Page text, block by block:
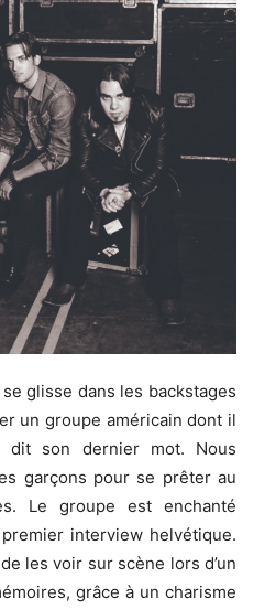
glisse dans les backstages
un groupe américain dont il
dit son dernier mot. Nous
garçons pour se prêter au
Le groupe est enchanté
interview helvétique.
les voir sur scène lors d’un
grâce à un charisme